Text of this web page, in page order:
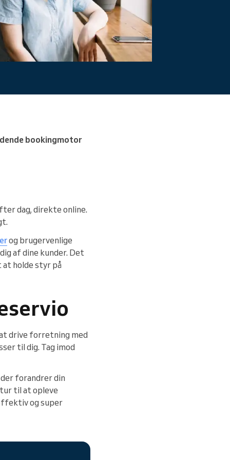
bookingmotor
dag, direkte online.
og brugervenlige
af dine kunder. Det
holde styr på
drive forretning med
til dig. Tag imod
forandrer din
til at opleve
og super